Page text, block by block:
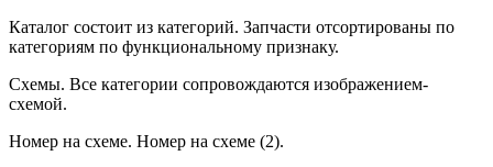
Каталог состоит из категорий. Запчасти отсортированы по
категориям по функциональному признаку.
Схемы. Все категории сопровождаются изображением-
схемой.
Номер на схеме. Номер на схеме (2).